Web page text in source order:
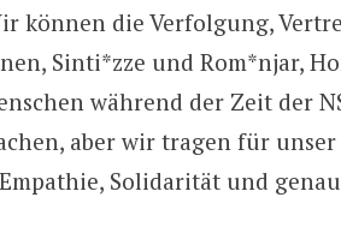
können die Verfolgung,
Sinti*zze und Rom*njar,
während der Zeit der
aber wir tragen für
Solidarität und